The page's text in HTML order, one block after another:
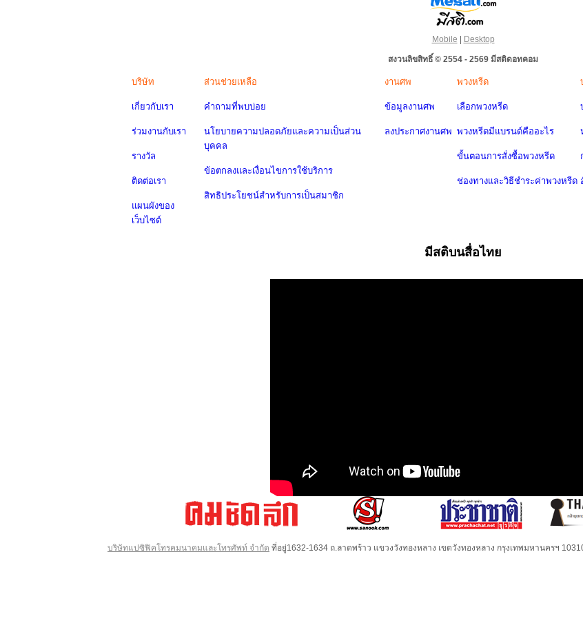
Mobile | Desktop
สงวนลิขสิทธิ์ © 2554 - 2569 มีสติดอทคอม
บริษัท
เกี่ยวกับเรา
ร่วมงานกับเรา
รางวัล
ติดต่อเรา
แผนผังของ
เว็บไซต์
ส่วนช่วยเหลือ
คำถามที่พบบ่อย
นโยบายความปลอดภัยและความเป็นส่วน
บุคคล
ข้อตกลงและเงื่อนไขการใช้บริการ
สิทธิประโยชน์สำหรับการเป็นสมาชิก
งานศพ
ข้อมูลงานศพ
ลงประกาศงานศพ
พวงหรีด
เลือกพวงหรีด
พวงหรีดมีแบรนด์คืออะไร
ขั้นตอนการสั่งซื้อพวงหรีด
ช่องทางและวิธีชำระค่าพวงหรีด
มีสติบนสื่อไทย
บริษัทแปซิฟิคโทรคมนาคมและโทรศัพท์ จำกัด ที่อยู่1632-1634 ถ.ลาดพร้าว แขวงวังทองหลาง เขตวังทองหลาง กรุงเทพมหานครฯ